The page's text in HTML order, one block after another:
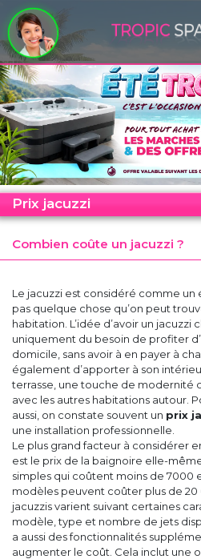
Panneau de gestion des cookies
Prix jacuzzi
Combien coûte un jacuzzi ?
Le jacuzzi est considéré comme
pas quelque chose qu’on peut
habitation. L’idée d’avoir un jacuzzi
uniquement du besoin de profiter
domicile, sans avoir à en payer à
également d’apporter à son
terrasse, une touche de modernité
avec les autres habitations autour.
aussi, on constate souvent un prix
une installation professionnelle.
Le plus grand facteur à considérer
est le prix de la baignoire elle-
simples qui coûtent moins de 7000
modèles peuvent coûter plus de 20
jacuzzis varient suivant certaines
modèle, type et nombre de jets
a aussi des fonctionnalités
augmenter le coût. Cela inclut une